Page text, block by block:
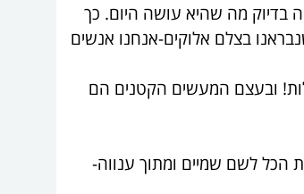
בדיוק מה שהיא עושה היום. כך
בצלם אלוקים-אנחנו אנשים
ובעצם המעשים הקטנים הם
הכל לשם שמיים ומתוך ענווה-